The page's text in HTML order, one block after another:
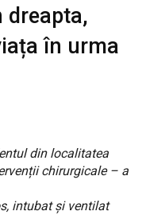
dreapta,
în urma
din localitatea
chirurgicale – a
intubat și ventilat